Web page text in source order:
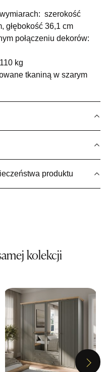
Wybierz
Wybierz
899,00 zł
Wybierz
szerokość
głębokość 36,1 cm
połączeniu dekorów:
kg
tkaniną w szarym
produktu
kolekcji
Next